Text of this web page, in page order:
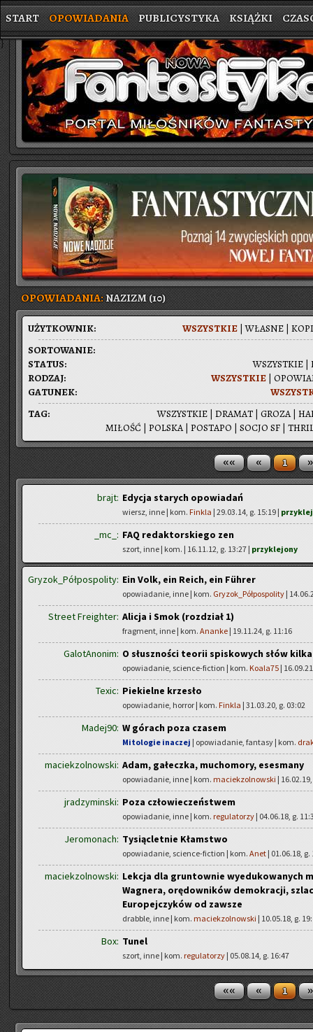
START OPOWIADANIA PUBLICYSTYKA KSIĄŻKI
}
OPOWIADANIA:NAZIZM (10)
WSZYST­KIE |WŁA­SNE |
UŻYT­KOW­NIK:
WSZYST­KIE |
WSZYST­KIE |
SOR­TO­WA­NIE:
STA­TUS:
RO­DZAJ:
GA­TU­NEK:
WSZYST­KIE | DRA­MAT | GROZA|
MI­ŁOŚĆ | POL­SKA| PO­STA­PO | SOCJO SF |
TAG:
«« « 1 »
brajt: Edycja starych opowiadań
wiersz, inne | kom. Finkla | 29.03.14, g. 15:19 |
_mc_: FAQ redaktorskiego zen
szort, inne | kom. | 16.11.12, g. 13:27 | przyklejony
Gryzok_Półpospolity: Ein Volk, ein Reich, ein Führer
opowiadanie, inne | kom. Gryzok_Półpospolity |
Street Freighter: Alicja i Smok (rozdział 1)
fragment, inne | kom. Ananke | 19.11.24, g. 11:16
GalotAnonim: O słuszności teorii spiskowych słów kilka
opowiadanie, science-fiction | kom. Koala75 |
Texic: Piekielne krzesło
opowiadanie, horror | kom. Finkla | 31.03.20, g. 03:02
Madej90: W górach poza czasem
Mitologie inaczej | opowiadanie, fantasy | kom.
maciekzolnowski: Adam, gałeczka, muchomory, esesmany
opowiadanie, inne | kom. maciekzolnowski |
jradzyminski: Poza człowieczeństwem
opowiadanie, inne | kom. regulatorzy | 04.06.18, g.
Jeromonach: Tysiącletnie Kłamstwo
opowiadanie, science-fiction | kom. Anet | 01.06.18, g.
maciekzolnowski: Lekcja dla gruntownie wyedukowanych
Wagnera, orędowników demokracji,
Europejczyków od zawsze
drabble, inne | kom. maciekzolnowski | 10.05.18, g.
Box: Tunel
szort, inne | kom. regulatorzy | 05.08.14, g. 16:47
«« « 1 »